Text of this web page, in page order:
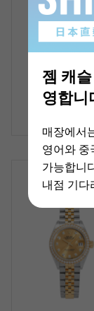
젬 캐
영합니
매장에서
영어와 중
가능합니
내점 기다